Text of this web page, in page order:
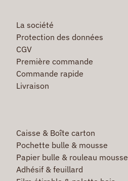
La société
Protection des données
CGV
Première commande
Commande rapide
Livraison
Caisse & Boîte carton
Pochette bulle & mousse
Papier bulle & rouleau mousse
Adhésif & feuillard